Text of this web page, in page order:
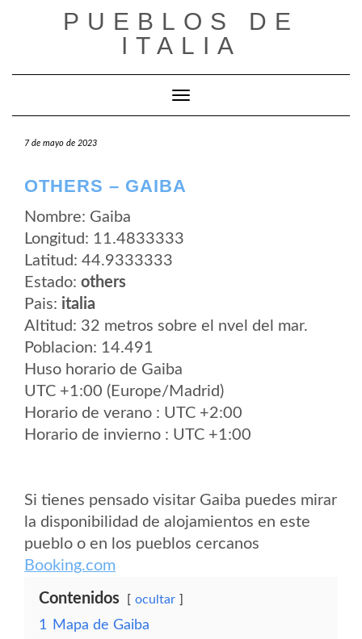
PUEBLOS DE
ITALIA
Cambiar modo de navegación
7 de mayo de 2023
OTHERS – GAIBA
Nombre: Gaiba
Longitud: 11.4833333
Latitud: 44.9333333
Estado: others
Pais: italia
Altitud: 32 metros sobre el nvel del mar.
Poblacion: 14.491
Huso horario de Gaiba
UTC +1:00 (Europe/Madrid)
Horario de verano : UTC +2:00
Horario de invierno : UTC +1:00
Si tienes pensado visitar Gaiba puedes mirar
la disponibilidad de alojamientos en este
pueblo o en los pueblos cercanos
Booking.com
Contenidos ocultar
1
Mapa de Gaiba